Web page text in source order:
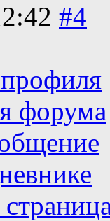
#4
форума